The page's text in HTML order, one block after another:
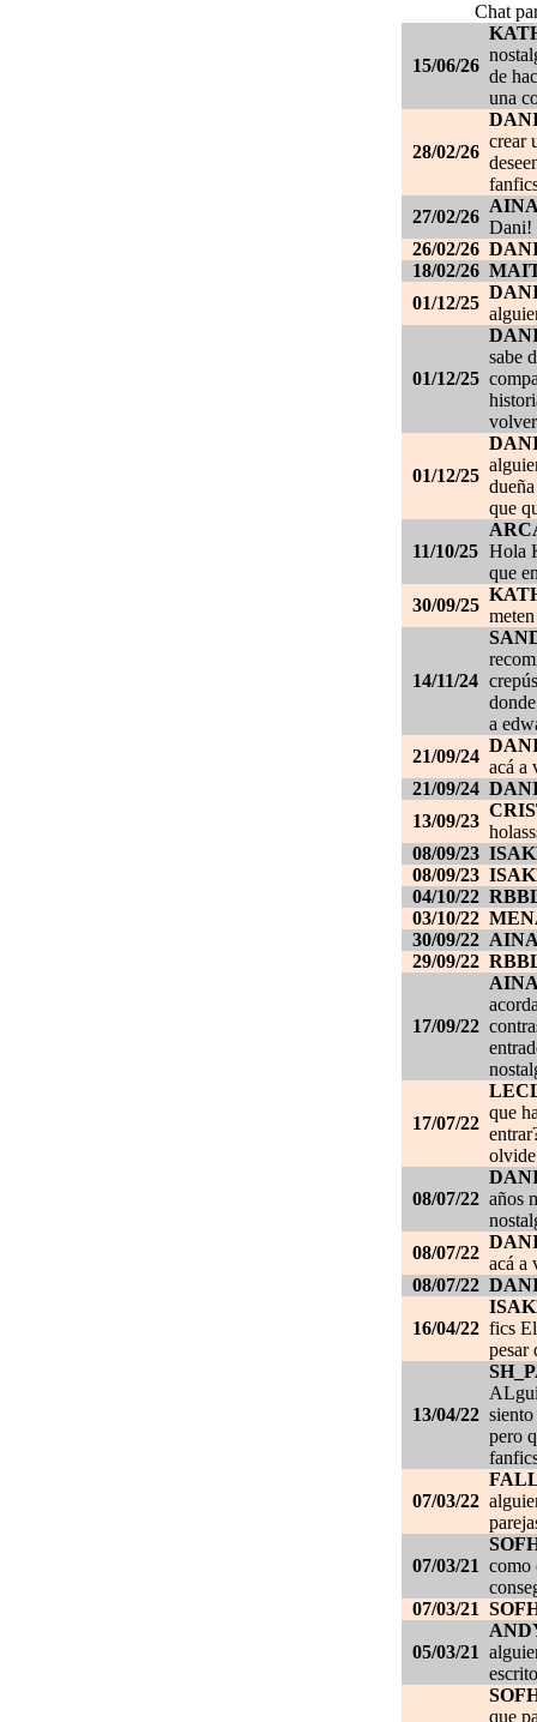
Chat
15/06/26
de
una
28/02/26
crear
27/02/26
Dani!
26/02/26
18/02/26
01/12/25
01/12/25
sabe
01/12/25
que
11/10/25 Hola
que
30/09/25
14/11/24
a
21/09/24
acá a
21/09/24
13/09/23
08/09/23
08/09/23
04/10/22
03/10/22
30/09/22
29/09/22
17/09/22
17/07/22
que
08/07/22 años
08/07/22
acá a
08/07/22
16/04/22 fics
pesar
13/04/22
pero
07/03/22
07/03/21 como
07/03/21
05/03/21
que